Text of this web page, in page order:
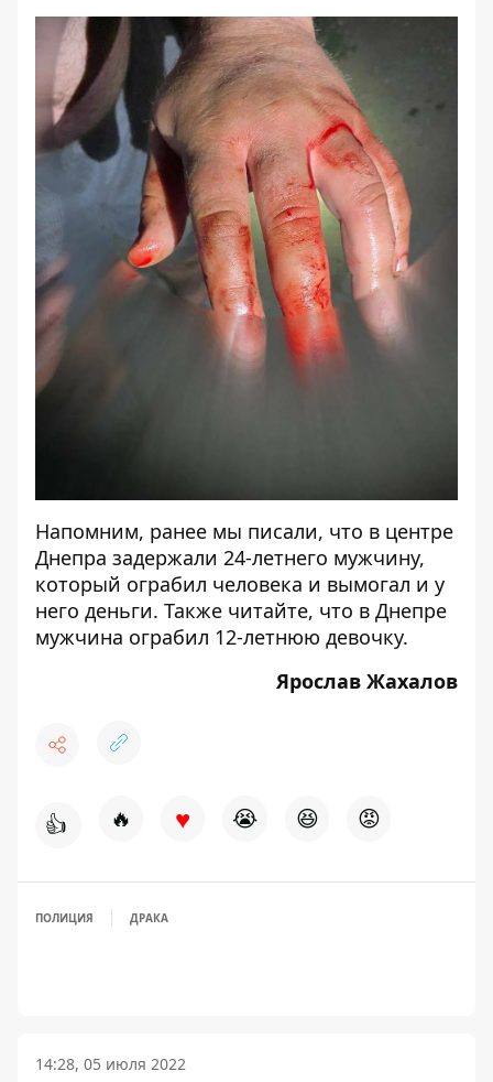
Напомним, ранее мы писали, что в центре
Днепра задержали 24-летнего мужчину,
который ограбил человека и вымогал и у
него деньги. Также читайте, что в Днепре
мужчина ограбил 12-летнюю девочку.
Ярослав Жахалов
👍 🔥 ♥ 😭 😆 😡
ПОЛИЦИЯ ДРАКА
14:28, 05 июля 2022